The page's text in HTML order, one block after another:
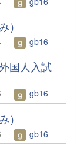
）
gb16
国人入試
gb16
）
gb16